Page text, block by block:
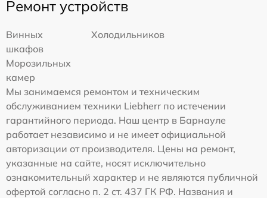
Ремонт устройств
Винных
шкафов
Холодильников
Морозильных
камер
Мы занимаемся ремонтом и техническим
обслуживанием техники Liebherr по истечении
гарантийного периода. Наш центр в Барнауле
работает независимо и не имеет официальной
авторизации от производителя. Цены на ремонт,
указанные на сайте, носят исключительно
ознакомительный характер и не являются публичной
офертой согласно п. 2 ст. 437 ГК РФ. Названия и